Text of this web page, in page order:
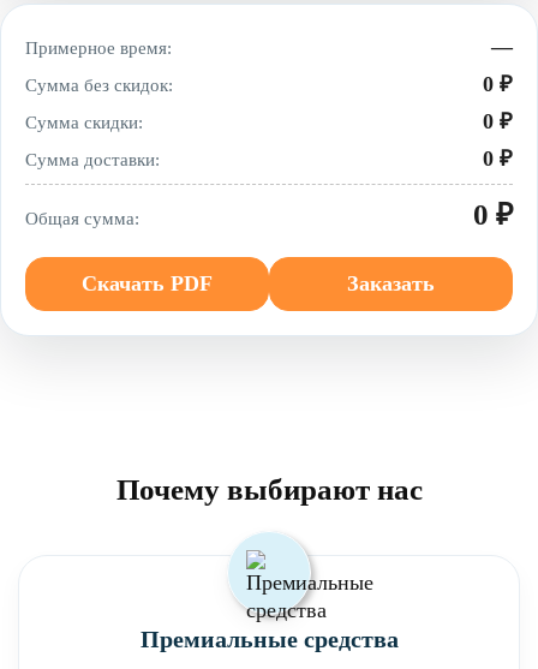
Примерное время: —
Сумма без скидок: 0 ₽
Сумма скидки: 0 ₽
Сумма доставки: 0 ₽
Общая сумма: 0 ₽
Скачать PDF Заказать
Почему выбирают нас
Премиальные средства